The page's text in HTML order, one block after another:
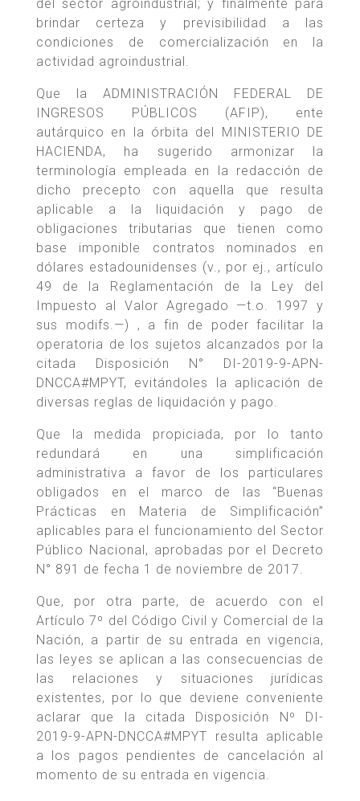
del sector agroindustrial; y finalmente para
brindar certeza y previsibilidad a las
condiciones de comercialización en la
actividad agroindustrial.
Que la ADMINISTRACIÓN FEDERAL DE
INGRESOS PÚBLICOS (AFIP), ente
autárquico en la órbita del MINISTERIO DE
HACIENDA, ha sugerido armonizar la
terminología empleada en la redacción de
dicho precepto con aquella que resulta
aplicable a la liquidación y pago de
obligaciones tributarias que tienen como
base imponible contratos nominados en
dólares estadounidenses (v., por ej., artículo
49 de la Reglamentación de la Ley del
Impuesto al Valor Agregado —t.o. 1997 y
sus modifs.—) , a fin de poder facilitar la
operatoria de los sujetos alcanzados por la
citada Disposición N° DI-2019-9-APN-
DNCCA#MPYT, evitándoles la aplicación de
diversas reglas de liquidación y pago.
Que la medida propiciada, por lo tanto
redundará en una simplificación
administrativa a favor de los particulares
obligados en el marco de las “Buenas
Prácticas en Materia de Simplificación”
aplicables para el funcionamiento del Sector
Público Nacional, aprobadas por el Decreto
N° 891 de fecha 1 de noviembre de 2017.
Que, por otra parte, de acuerdo con el
Artículo 7º del Código Civil y Comercial de la
Nación, a partir de su entrada en vigencia,
las leyes se aplican a las consecuencias de
las relaciones y situaciones jurídicas
existentes, por lo que deviene conveniente
aclarar que la citada Disposición Nº DI-
2019-9-APN-DNCCA#MPYT resulta aplicable
a los pagos pendientes de cancelación al
momento de su entrada en vigencia.